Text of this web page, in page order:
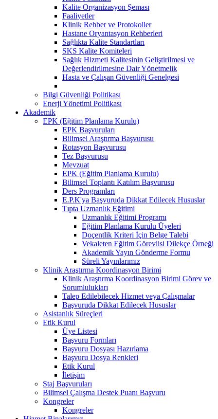
Kalite Organizasyon Şeması
Faaliyetler
Klinik Rehber ve Protokoller
Hastane Oryantasyon Rehberleri
Sağlıkta Kalite Standartları
SKS Kalite Komiteleri
Sağlık Hizmeti Kalitesinin Geliştirilmesi ve
Değerlendirilmesine Dair Yönetmelik
Hasta ve Çalışan Güvenliği Genelgesi
Bilgi Güvenliği Politikası
Enerji Yönetimi Politikası
Akademik
EPK (Eğitim Planlama Kurulu)
EPK Başvuruları
Bilimsel Araştırma Başvurusu
Rotasyon Başvurusu
Tez Başvurusu
Mevzuat
EPK (Eğitim Planlama Kurulu)
Bilimsel Toplantı Katılım Başvurusu
Ders Programları
E.P.K'ya Başvuruda Dikkat Edilecek Hususlar
Tıpta Uzmanlık Eğitimi
Uzmanlık Eğitimi Programı
Eğitim Planlama Kurulu Üyeleri
Doçentlik Kriteri İçin Belge Talebi
Vekaleten Eğitim Görevlisi Dilekçe Örneği
Akademik Yayın Gönderme Formu
Süreli Yayınlarımız
Klinik Araştırma Koordinasyon Birimi
Klinik Araştırma Koordinasyon Birimi Görev ve
Sorumlulukları
Talep Edilebilecek Hizmet veya Çalışmalar
Başvuruda Dikkat Edilecek Hususlar
Asistanlık Süreçleri
Etik Kurul
Üye Listesi
Başvuru Formları
Başvuru Dosyası Hazırlama
Başvuru Dosya Renkleri
Etik Kurul
İletişim
Staj Başvuruları
Bilimsel Çalışma Destek Puanı Başvuru
Kongreler
Kongreler